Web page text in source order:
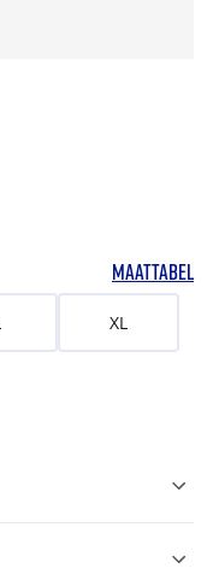
MAATTABEL
XL